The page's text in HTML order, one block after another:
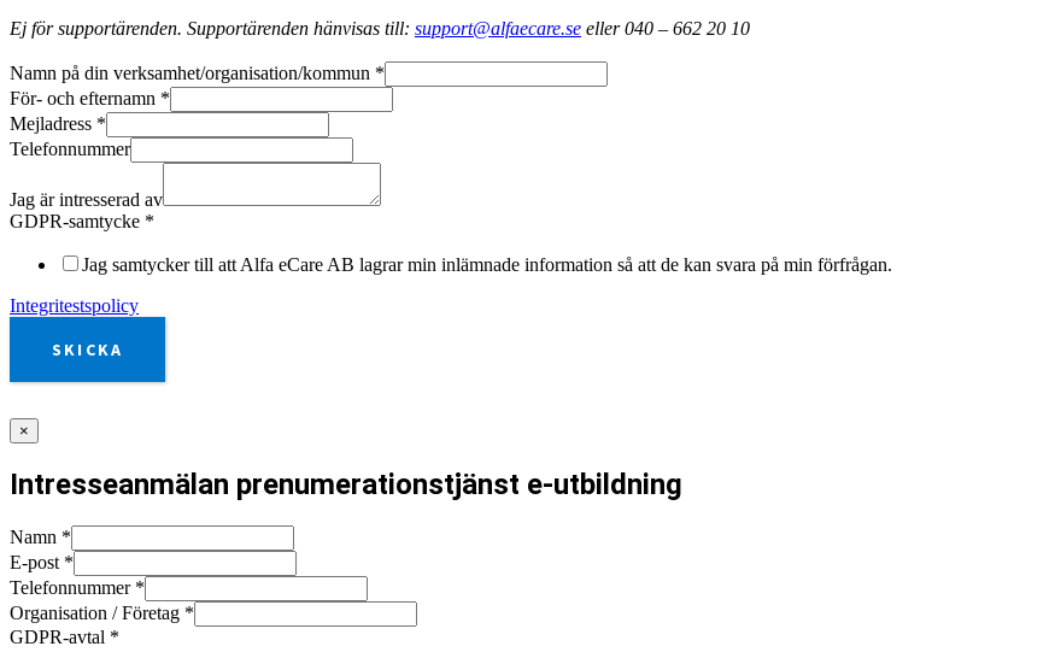
Ej för supportärenden. Supportärenden hänvisas till: support@alfaecare.se eller 040 – 662 20 10
Namn på din verksamhet/organisation/kommun *
För- och efternamn *
Mejladress *
Telefonnummer
Jag är intresserad av
GDPR-samtycke *
Jag samtycker till att Alfa eCare AB lagrar min inlämnade information så att de kan svara på min förfrågan.
Integritestspolicy
SKICKA
×
Intresseanmälan prenumerationstjänst e-utbildning
Namn *
E-post *
Telefonnummer *
Organisation / Företag *
GDPR-avtal *